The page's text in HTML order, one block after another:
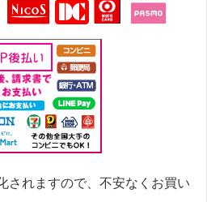
されますので、不安なくお買い